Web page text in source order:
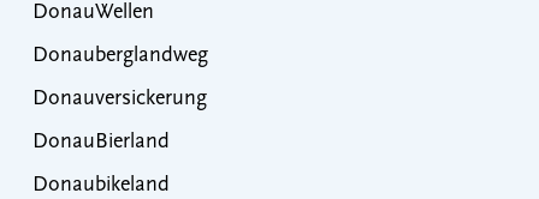
DonauWellen
Donauberglandweg
Donauversickerung
DonauBierland
Donaubikeland